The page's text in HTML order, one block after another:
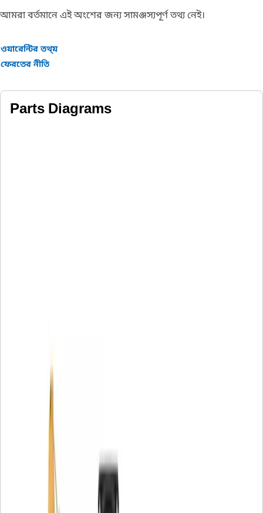
আমরা বর্তমানে এই অংশের জন্য সামঞ্জস্যপূর্ণ তথ্য নেই।
ওয়ারেন্টির তথ্য়
ফেরতের নীতি
Parts Diagrams